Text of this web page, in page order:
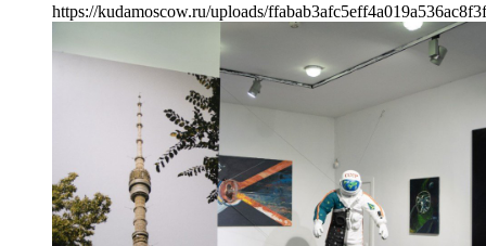
https://kudamoscow.ru/uploads/